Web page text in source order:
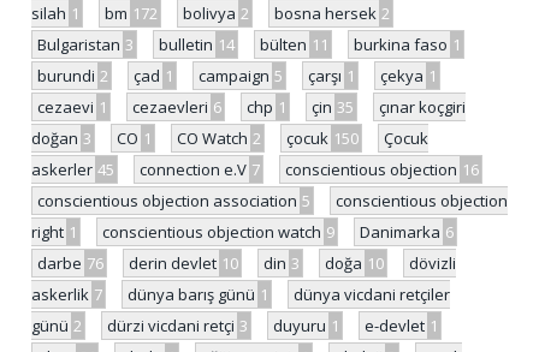
silah 1 bm 172 bolivya 2 bosna hersek 2
Bulgaristan 3 bulletin 14 bülten 11 burkina faso 1
burundi 2 çad 1 campaign 5 çarşı 1 çekya 1
cezaevi 1 cezaevleri 6 chp 1 çin 35
çınar koçgiri
doğan 3 CO 1 CO Watch 2 çocuk 150
Çocuk
askerler 45 connection e.V 7 conscientious objection 16
conscientious objection association 5
conscientious objection
right 1 conscientious objection watch 9 Danimarka 6
darbe 76 derin devlet 10 din 3 doğa 10
dövizli
askerlik 7 dünya barış günü 1
dünya vicdani retçiler
günü 2 dürzi vicdani retçi 3 duyuru 1 e-devlet 1